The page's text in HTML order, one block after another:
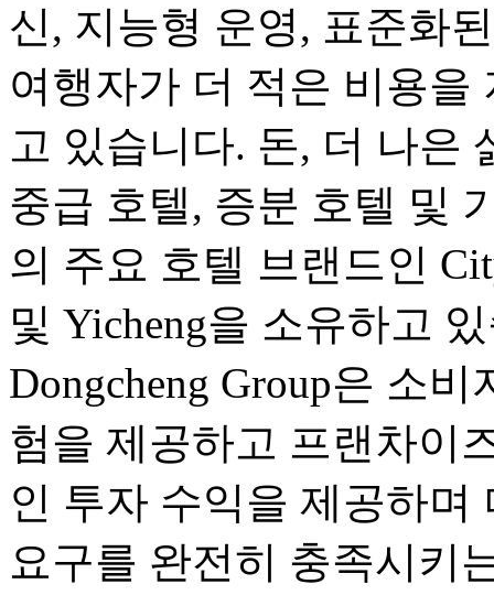
신, 지능형 운영, 표준화
여행자가 더 적은 비용을
고 있습니다. 돈, 더 나은
중급 호텔, 증분 호텔 및
의 주요 호텔 브랜드인
및 Yicheng을 소유하고
Dongcheng Group은 소
험을 제공하고 프랜차이
인 투자 수익을 제공하며
요구를 완전히 충족시키